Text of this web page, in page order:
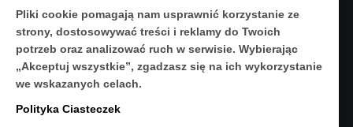
Moje konto
O Nas
Polityka prywatności
Regulamin
FAQ
OBSERWUJ NAS
Pliki cookie pomagają nam usprawnić korzystanie ze
strony, dostosowywać treści i reklamy do Twoich
potrzeb oraz analizować ruch w serwisie. Wybierając
„Akceptuj wszystkie”, zgadzasz się na ich wykorzystanie
we wskazanych celach.
Polityka Ciasteczek